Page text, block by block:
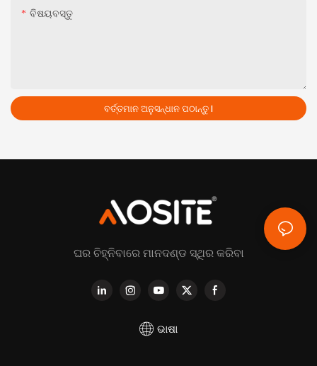
ବିଷୟବସ୍ତୁ
ବର୍ତ୍ତମାନ ଅନୁସନ୍ଧାନ ପଠାନ୍ତୁ |
ଘର ଚିହ୍ନିବାରେ ମାନଦଣ୍ଡ ସ୍ଥିର କରିବା
ଭାଷା